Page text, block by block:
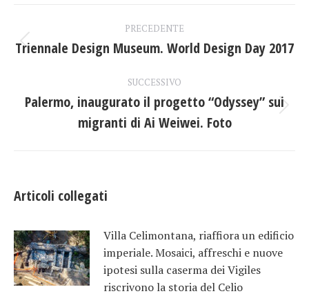
tra
post
PRECEDENTE
Post
Triennale Design Museum. World Design Day 2017
SUCCESSIVO
Prossimo
post:
Palermo, inaugurato il progetto “Odyssey” sui
migranti di Ai Weiwei. Foto
Articoli collegati
Villa Celimontana, riaffiora un edificio
imperiale. Mosaici, affreschi e nuove
ipotesi sulla caserma dei Vigiles
riscrivono la storia del Celio